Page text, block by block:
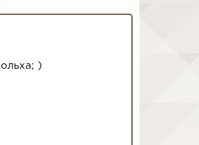
ольха; )